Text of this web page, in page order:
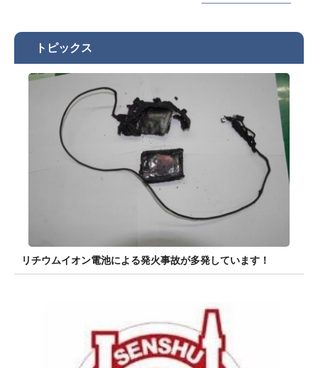
トピックス
リチウムイオン電池による発火事故が多発しています！